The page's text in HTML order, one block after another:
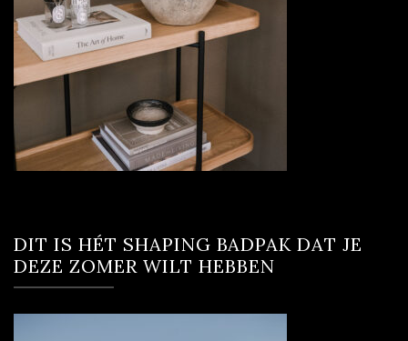
DIT IS HÉT SHAPING BADPAK DAT JE
DEZE ZOMER WILT HEBBEN